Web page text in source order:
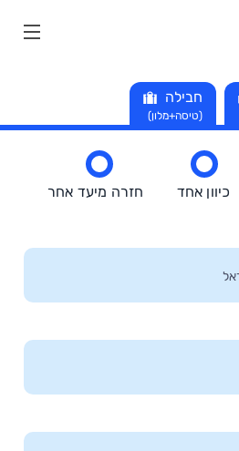
חבילה
(טיסה+מלון)
כיוון אחד חזרה מיעד אחר